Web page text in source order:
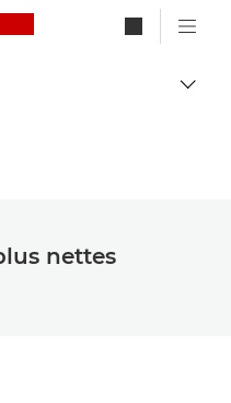
Canon Logo, back to
nettes